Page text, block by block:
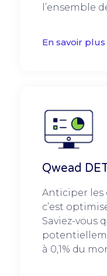
l’ensemble
En savoir plus
Qwead
Anticiper les
c’est
Saviez-vous
à 0,1% du